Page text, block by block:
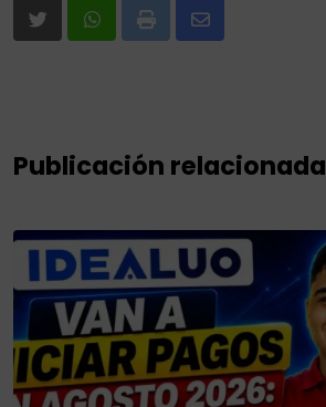
Print
Share
Publicación relacionada